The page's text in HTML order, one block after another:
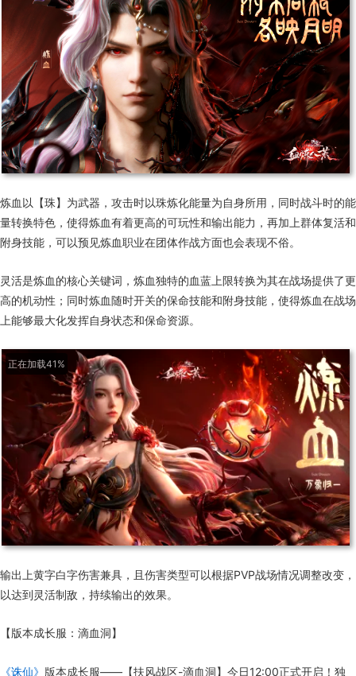
炼血以【珠】为武器，攻击时以珠炼化能量为自身所用，同时战斗时的能
量转换特色，使得炼血有着更高的可玩性和输出能力，再加上群体复活和
附身技能，可以预见炼血职业在团体作战方面也会表现不俗。
灵活是炼血的核心关键词，炼血独特的血蓝上限转换为其在战场提供了更
高的机动性；同时炼血随时开关的保命技能和附身技能，使得炼血在战场
上能够最大化发挥自身状态和保命资源。
正在加载61%
输出上黄字白字伤害兼具，且伤害类型可以根据PVP战场情况调整改变，
以达到灵活制敌，持续输出的效果。
【版本成长服：滴血洞】
《诛仙》 版本成长服——【扶风战区-滴血洞】今日12:00正式开启！独